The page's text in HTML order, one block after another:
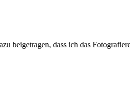
beigetragen, dass ich das